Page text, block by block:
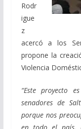
Rodr
igue
z
acercó a los
propone la
Violencia
“Este proyecto
senadores de
porque nos